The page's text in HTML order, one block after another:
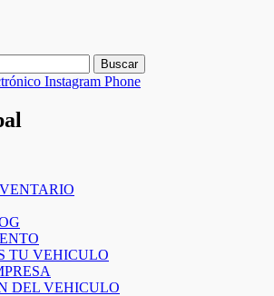
Instagram Phone
TU VEHICULO
DEL VEHICULO